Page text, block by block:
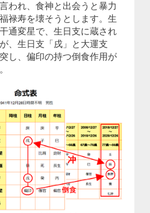
われ、食神と出会うと暴力
禄寿を壊そうとします。生
通変星で、生日支に蔵され
、生日支「戌」と大運支
し、偏印の持つ倒食作用が